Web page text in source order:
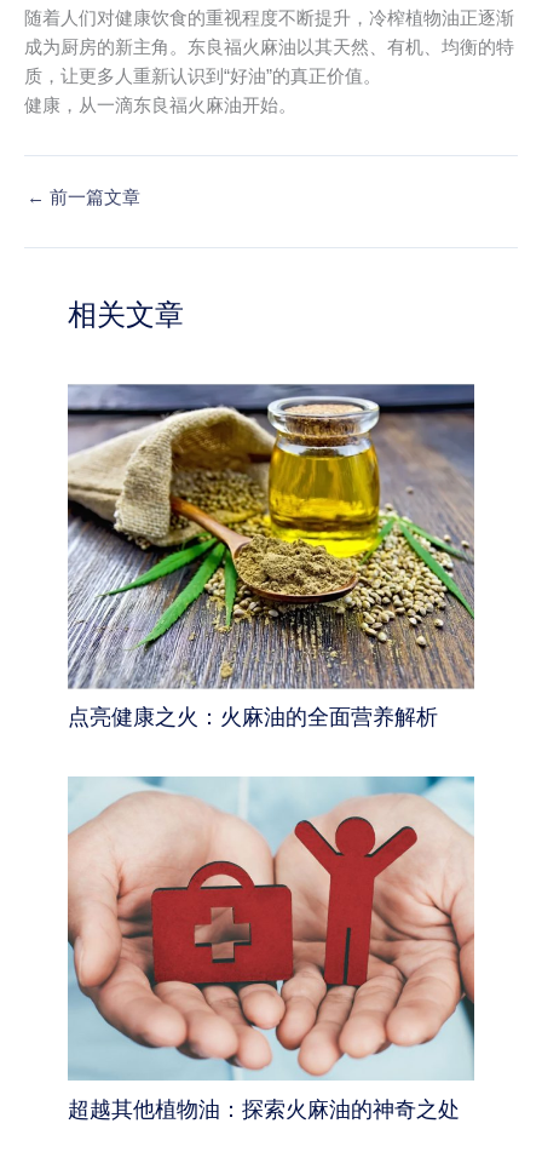
随着人们对健康饮食的重视程度不断提升，冷榨植物油正逐渐
成为厨房的新主角。东良福火麻油以其天然、有机、均衡的特
质，让更多人重新认识到“好油”的真正价值。
健康，从一滴东良福火麻油开始。
← 前一篇文章
相关文章
点亮健康之火：火麻油的全面营养解析
超越其他植物油：探索火麻油的神奇之处